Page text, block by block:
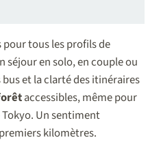
tous les profils de
séjour en solo, en couple ou
et la clarté des itinéraires
accessibles, même pour
Un sentiment
kilomètres.